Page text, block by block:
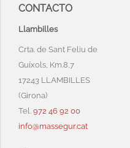
CONTACTO
Llambilles
Crta. de Sant Feliu de
Guíxols, Km.8,7
17243 LLAMBILLES
(Girona)
Tel. 972 46 92 00
info@massegur.cat